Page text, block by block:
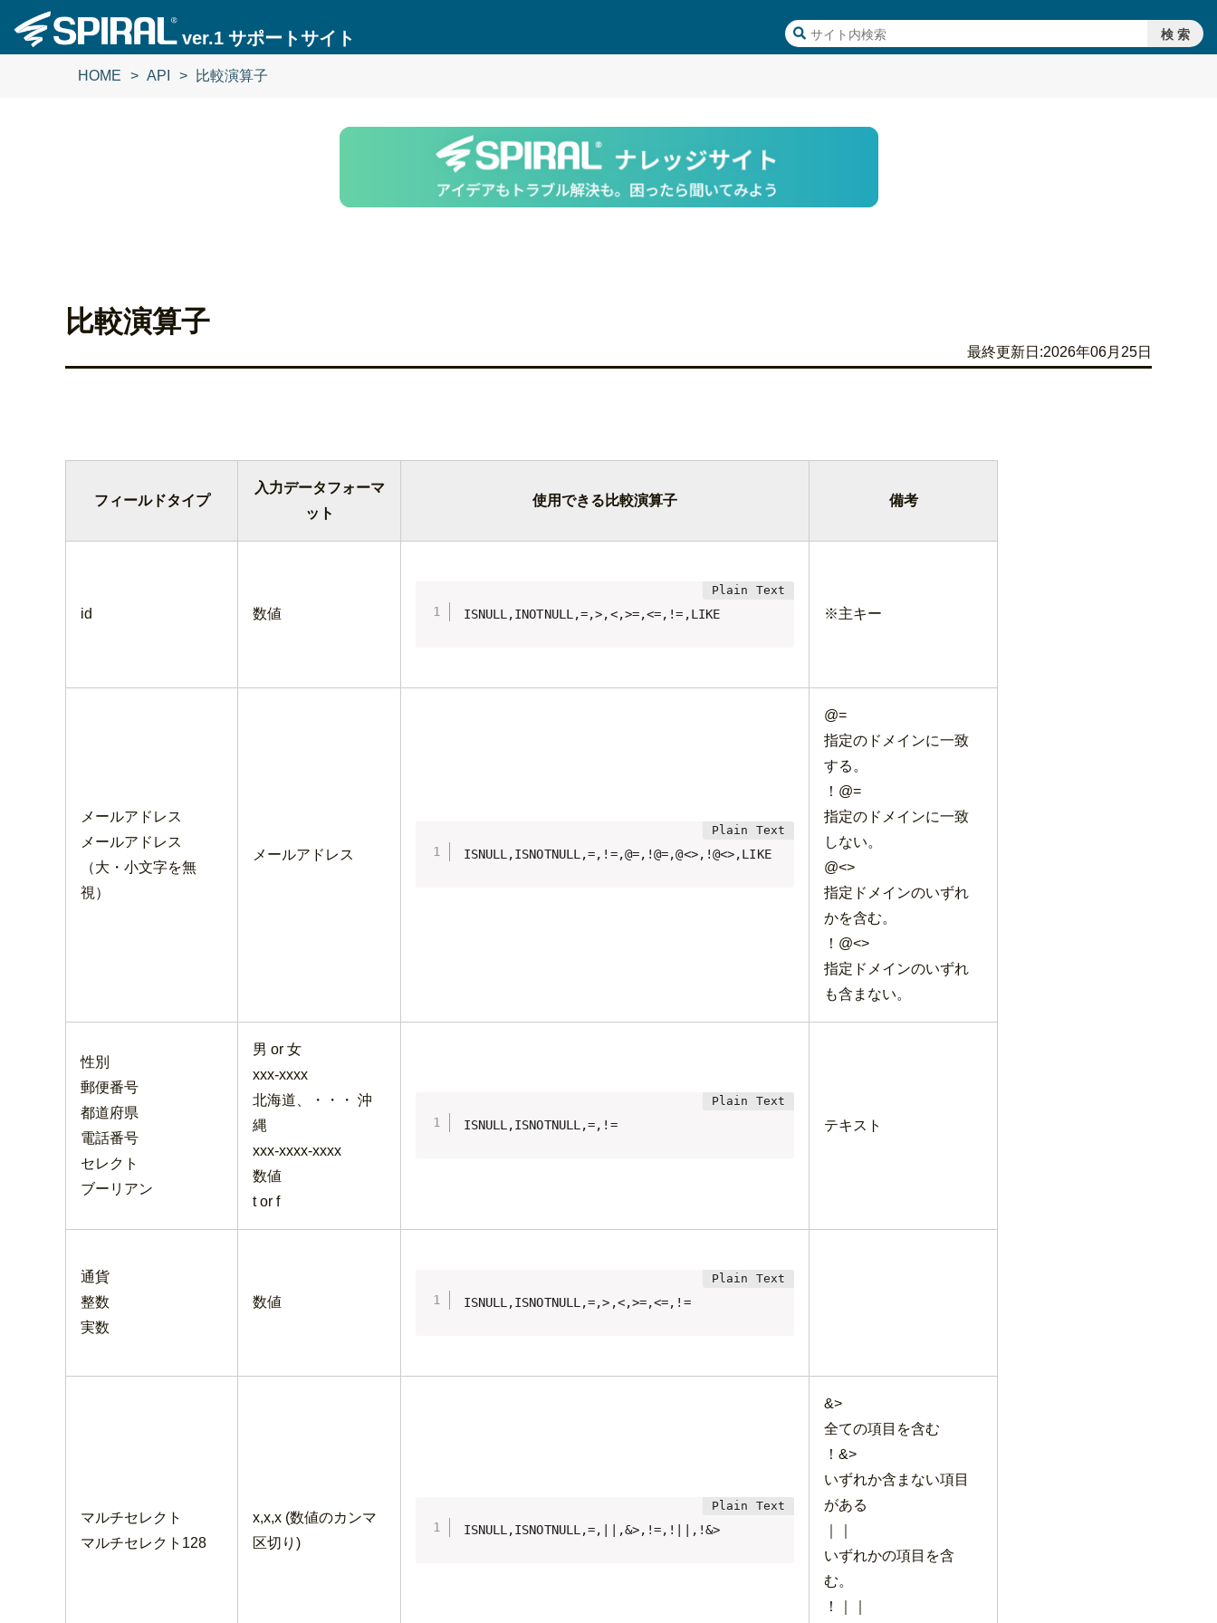
ver.1 サポートサイト
HOME API 比較演算子
比較演算子
最終更新日:2026年06月25日
フィールドタイプ
入力データフォーマ
ット
使用できる比較演算子 備考
id 数値 ISNULL,INOTNULL,=,>,<,>=,<=,!=,LIKE ※主キー
メールアドレス
メールアドレス
（大・小文字を無
視）
メールアドレス ISNULL,ISNOTNULL,=,!=,@=,!@=,@<>,!@<>,LIKE
@=
指定のドメインに一致
する。
！@=
指定のドメインに一致
しない。
@<>
指定ドメインのいずれ
かを含む。
！@<>
指定ドメインのいずれ
も含まない。
性別
郵便番号
都道府県
電話番号
セレクト
ブーリアン
男 or 女
xxx-xxxx
北海道、・・・ 沖
縄
xxx-xxxx-xxxx
数値
t or f
ISNULL,ISNOTNULL,=,!= テキスト
通貨
整数
実数
数値 ISNULL,ISNOTNULL,=,>,<,>=,<=,!=
マルチセレクト
マルチセレクト128
x,x,x (数値のカンマ
区切り)
ISNULL,ISNOTNULL,=,||,&>,!=,!||,!&>
&>
全ての項目を含む
！&>
いずれか含まない項目
がある
いずれかの項目を含
む。
！｜｜